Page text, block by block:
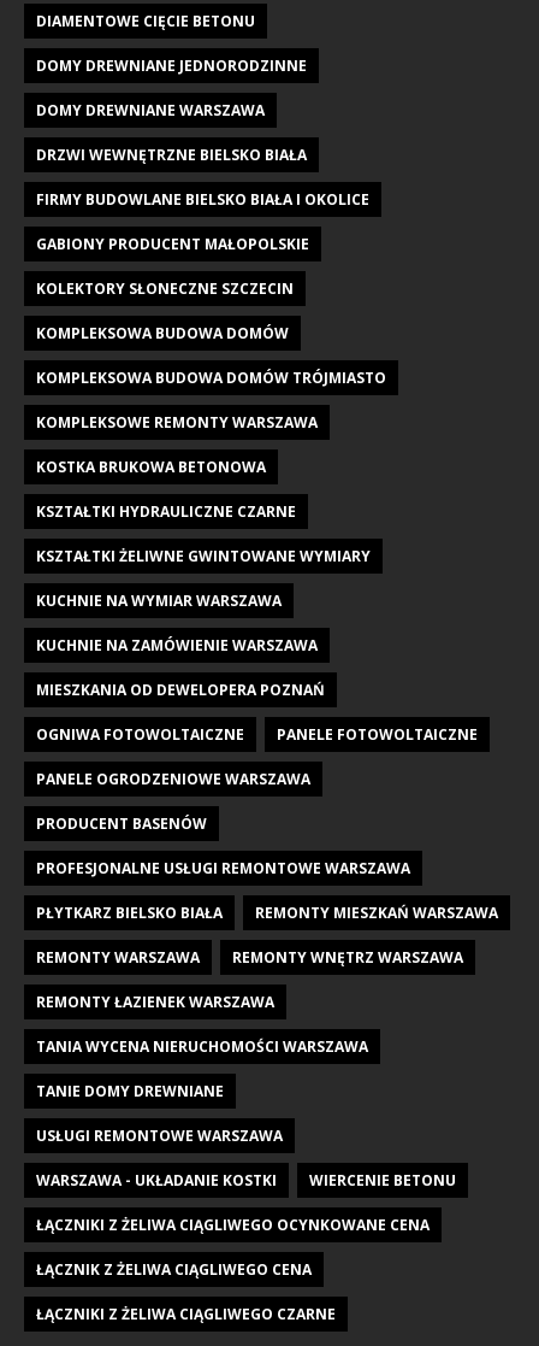
DIAMENTOWE CIĘCIE BETONU
DOMY DREWNIANE JEDNORODZINNE
DOMY DREWNIANE WARSZAWA
DRZWI WEWNĘTRZNE BIELSKO BIAŁA
FIRMY BUDOWLANE BIELSKO BIAŁA I OKOLICE
GABIONY PRODUCENT MAŁOPOLSKIE
KOLEKTORY SŁONECZNE SZCZECIN
KOMPLEKSOWA BUDOWA DOMÓW
KOMPLEKSOWA BUDOWA DOMÓW TRÓJMIASTO
KOMPLEKSOWE REMONTY WARSZAWA
KOSTKA BRUKOWA BETONOWA
KSZTAŁTKI HYDRAULICZNE CZARNE
KSZTAŁTKI ŻELIWNE GWINTOWANE WYMIARY
KUCHNIE NA WYMIAR WARSZAWA
KUCHNIE NA ZAMÓWIENIE WARSZAWA
MIESZKANIA OD DEWELOPERA POZNAŃ
OGNIWA FOTOWOLTAICZNE PANELE FOTOWOLTAICZNE
PANELE OGRODZENIOWE WARSZAWA
PRODUCENT BASENÓW
PROFESJONALNE USŁUGI REMONTOWE WARSZAWA
PŁYTKARZ BIELSKO BIAŁA REMONTY MIESZKAŃ WARSZAWA
REMONTY WARSZAWA REMONTY WNĘTRZ WARSZAWA
REMONTY ŁAZIENEK WARSZAWA
TANIA WYCENA NIERUCHOMOŚCI WARSZAWA
TANIE DOMY DREWNIANE
USŁUGI REMONTOWE WARSZAWA
WARSZAWA - UKŁADANIE KOSTKI WIERCENIE BETONU
ŁĄCZNIKI Z ŻELIWA CIĄGLIWEGO OCYNKOWANE CENA
ŁĄCZNIK Z ŻELIWA CIĄGLIWEGO CENA
ŁĄCZNIKI Z ŻELIWA CIĄGLIWEGO CZARNE